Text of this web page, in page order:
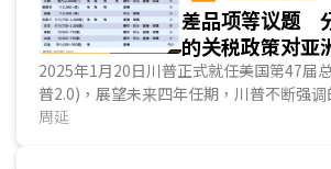
差品项等议题
的关税政策对亚
墨国影响
2025年1月20日川普正式就任美国第47届
普2.0)，展望未来四年任期，川普不断强
成为其关注的议题，让美国产生较大贸易
周延